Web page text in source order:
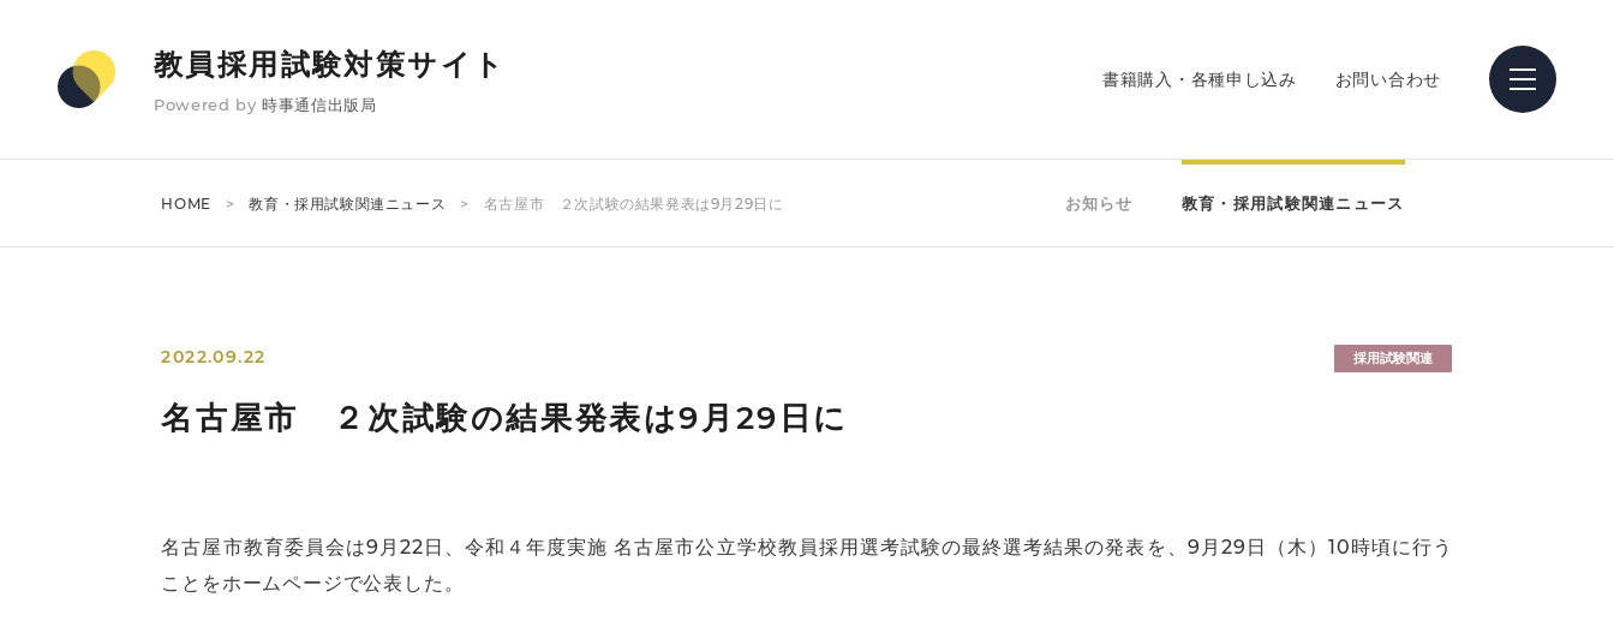
教員採用試験対策サイト
Powered by 時事通信出版局
書籍購入・各種申し込み お問い合わせ
HOME 教育・採用試験関連ニュース 名古屋市 ２次試験の結果発表は9月29日に お知らせ 教育・採用試験関連ニュース
2022.09.22 採用試験関連
名古屋市 ２次試験の結果発表は9月29日に
名古屋市教育委員会は9月22日、令和４年度実施 名古屋市公立学校教員採用選考試験の最終選考結果の発表を、9月29日（木）10時頃に行う
ことをホームページで公表した。